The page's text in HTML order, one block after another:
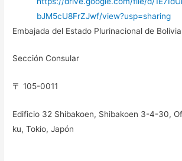
bJM5cU8FrZJwf/view?usp=sharing
Embajada del Estado Plurinacional de
Sección Consular
〒 105-0011
Edificio 32 Shibakoen, Shibakoen 3-4-30,
ku, Tokio, Japón